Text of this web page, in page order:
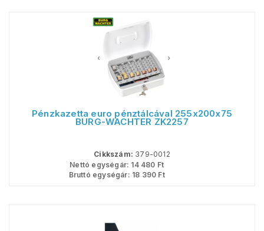
Pénzkazetta euro pénztálcával 255x200x75
BURG-WACHTER ZK2257
Cikkszám: 379-0012
Nettó egységár: 14 480 Ft
Bruttó egységár: 18 390 Ft